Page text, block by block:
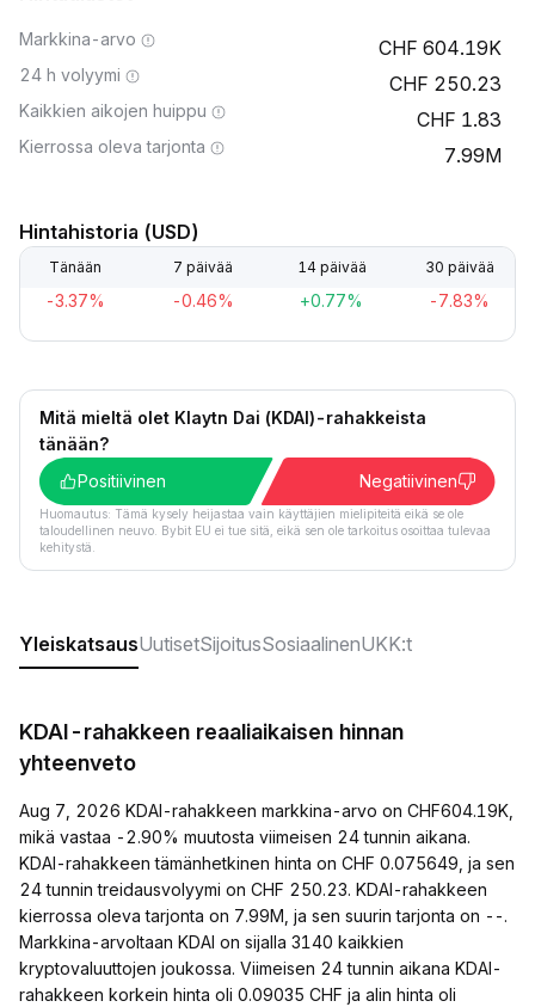
Markkina-arvo 604.19K
24 h volyymi 250.23
Kaikkien aikojen huippu 1.83
Kierrossa oleva tarjonta 7.99M
Hintahistoria (USD)
Tänään 7 päivää 14 päivää 30 päivää
-3.37% -0.46% +0.77% -7.83%
Mitä mieltä olet Klaytn Dai (KDAI)-rahakkeista
tänään?
Positiivinen
Negatiivinen
Huomautus: Tämä kysely heijastaa vain käyttäjien mielipiteitä eikä se ole
taloudellinen neuvo. Bybit EU ei tue sitä, eikä sen ole tarkoitus osoittaa tulevaa
kehitystä.
YleiskatsausUutisetSijoitusSosiaalinenUKK:t
KDAI-rahakkeen reaaliaikaisen hinnan
yhteenveto
Aug 7, 2026 KDAI-rahakkeen markkina-arvo on CHF604.19K,
mikä vastaa -2.90% muutosta viimeisen 24 tunnin aikana.
KDAI-rahakkeen tämänhetkinen hinta on CHF 0.075649, ja sen
24 tunnin treidausvolyymi on CHF 250.23. KDAI-rahakkeen
kierrossa oleva tarjonta on 7.99M, ja sen suurin tarjonta on --.
Markkina-arvoltaan KDAI on sijalla 3140 kaikkien
kryptovaluuttojen joukossa. Viimeisen 24 tunnin aikana KDAI-
rahakkeen korkein hinta oli 0.09035 CHF ja alin hinta oli